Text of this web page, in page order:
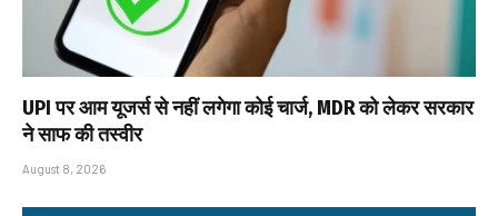
UPI पर आम यूजर्स से नहीं लगेगा कोई चार्ज, MDR को लेकर सरकार
ने साफ की तस्वीर
August 8, 2026